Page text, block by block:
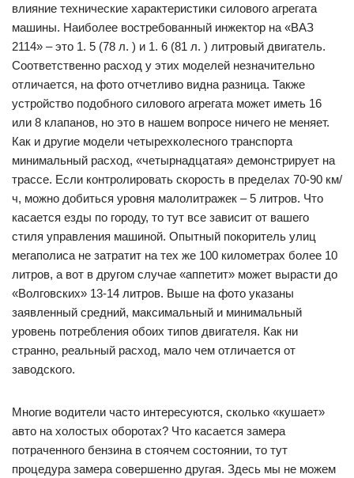
влияние технические характеристики силового агрегата
машины. Наиболее востребованный инжектор на «ВАЗ
2114» – это 1. 5 (78 л. ) и 1. 6 (81 л. ) литровый двигатель.
Соответственно расход у этих моделей незначительно
отличается, на фото отчетливо видна разница. Также
устройство подобного силового агрегата может иметь 16
или 8 клапанов, но это в нашем вопросе ничего не меняет.
Как и другие модели четырехколесного транспорта
минимальный расход, «четырнадцатая» демонстрирует на
трассе. Если контролировать скорость в пределах 70-90 км/
ч, можно добиться уровня малолитражек – 5 литров. Что
касается езды по городу, то тут все зависит от вашего
стиля управления машиной. Опытный покоритель улиц
мегаполиса не затратит на тех же 100 километрах более 10
литров, а вот в другом случае «аппетит» может вырасти до
«Волговских» 13-14 литров. Выше на фото указаны
заявленный средний, максимальный и минимальный
уровень потребления обоих типов двигателя. Как ни
странно, реальный расход, мало чем отличается от
заводского.
Многие водители часто интересуются, сколько «кушает»
авто на холостых оборотах? Что касается замера
потраченного бензина в стоячем состоянии, то тут
процедура замера совершенно другая. Здесь мы не можем